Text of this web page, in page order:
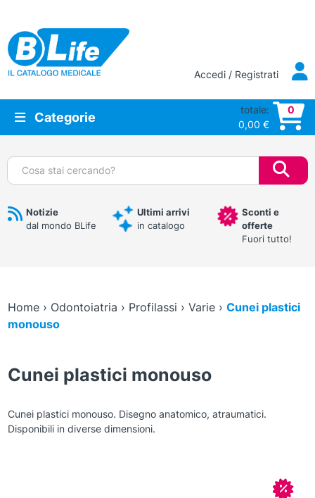
Vai al contenuto principale
Accedi / Registrati
Categorie
totale:
0,00 €
0
Cerca:
Notizie
dal mondo BLife
Ultimi arrivi
in catalogo
Sconti e
offerte
Fuori tutto!
Home› Odontoiatria › Profilassi › Varie› Cunei plastici
monouso
Cunei plastici monouso
Cunei plastici monouso. Disegno anatomico, atraumatici.
Disponibili in diverse dimensioni.
In